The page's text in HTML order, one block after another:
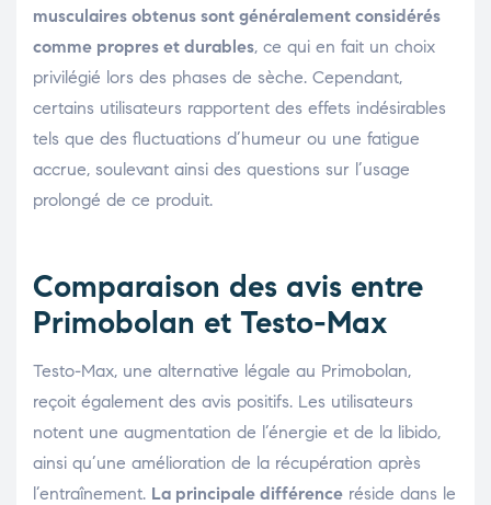
musculaires obtenus sont généralement considérés
comme propres et durables, ce qui en fait un choix
privilégié lors des phases de sèche. Cependant,
certains utilisateurs rapportent des effets indésirables
tels que des fluctuations d’humeur ou une fatigue
accrue, soulevant ainsi des questions sur l’usage
prolongé de ce produit.
Comparaison des avis entre
Primobolan et Testo-Max
Testo-Max, une alternative légale au Primobolan,
reçoit également des avis positifs. Les utilisateurs
notent une augmentation de l’énergie et de la libido,
ainsi qu’une amélioration de la récupération après
l’entraînement. La principale différence réside dans le